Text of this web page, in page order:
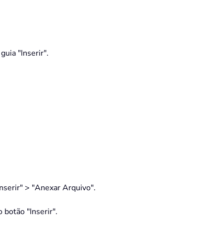
"Inserir".
> "Anexar Arquivo".
botão "Inserir".